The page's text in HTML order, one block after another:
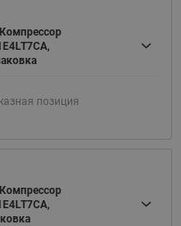
позиция